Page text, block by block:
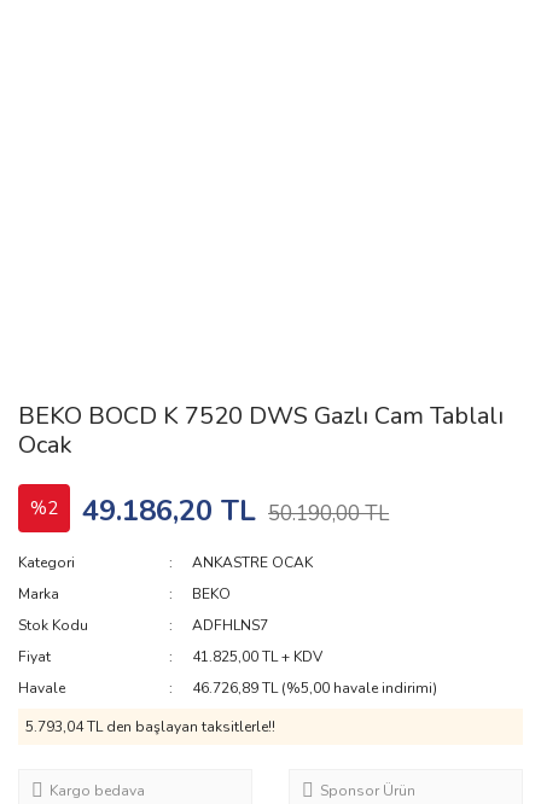
BEKO BOCD K 7520 DWS Gazlı Cam Tablalı
Ocak
%2 49.186,20 TL 50.190,00 TL
Kategori
ANKASTRE OCAK
Marka
BEKO
Stok Kodu
ADFHLNS7
Fiyat
41.825,00 TL + KDV
Havale
46.726,89 TL (%5,00 havale indirimi)
5.793,04 TL den başlayan taksitlerle!!
Kargo bedava Sponsor Ürün